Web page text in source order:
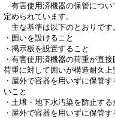
有害使用済機器の保管につい
定められています。
主な基準は以下のとおりです
・囲いを設けること
・掲示板を設置すること
・有害使用済機器の荷重が直
荷重に対して囲いが構造耐久上
・屋外で容器を用いずに保管
いこと
・土壌・地下水汚染を防止す
・屋外で容器を用いずに保管